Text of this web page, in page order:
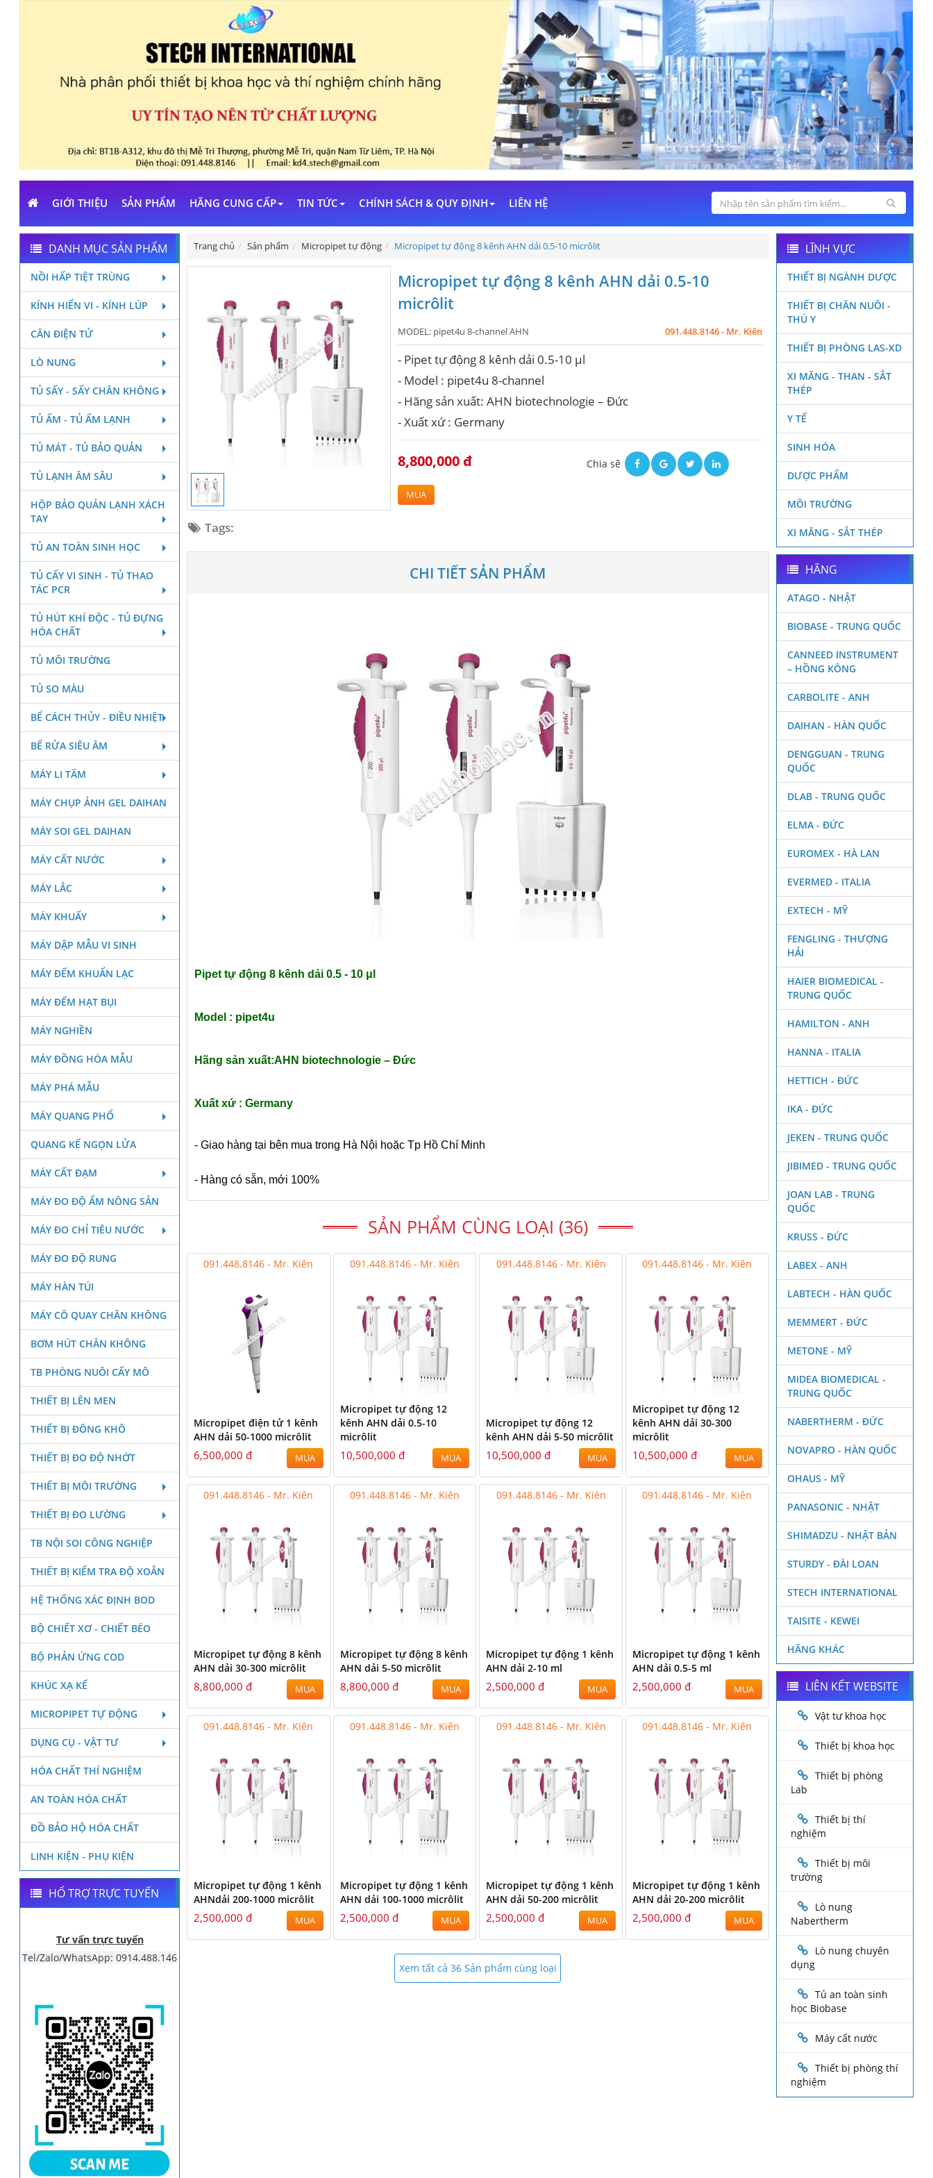
GIỚI THIỆU SẢN PHẨM HÃNG CUNG CẤP TIN TỨC CHÍNH SÁCH & QUY ĐỊNH LIÊN HỆ
Trang chủ Sản phẩm Micropipet tự động Micropipet tự động 8 kênh AHN dải 0.5-10 micrôlit
Micropipet tự động 8 kênh AHN dải 0.5-10
micrôlit
MODEL: pipet4u 8-channel AHN 091.448.8146 - Mr. Kiên
- Pipet tự động 8 kênh dải 0.5-10 μl
- Model : pipet4u 8-channel
- Hãng sản xuất: AHN biotechnologie – Đức
- Xuất xứ : Germany
8,800,000 đ
MUA
Chia sẽ
Tags:
CHI TIẾT SẢN PHẨM
Pipet tự động 8 kênh dải 0.5 - 10 μl
Model : pipet4u
Hãng sản xuất:AHN biotechnologie – Đức
Xuất xứ : Germany
- Giao hàng tại bên mua trong Hà Nội hoặc Tp Hồ Chí Minh
- Hàng có sẵn, mới 100%
SẢN PHẨM CÙNG LOẠI (36)
091.448.8146 - Mr. Kiên
Micropipet điện tử 1 kênh
AHN dải 50-1000 micrôlit
6,500,000 đ MUA
091.448.8146 - Mr. Kiên
Micropipet tự động 12
kênh AHN dải 0.5-10
micrôlit
10,500,000 đ MUA
091.448.8146 - Mr. Kiên
Micropipet tự động 12
kênh AHN dải 5-50 micrôlit
10,500,000 đ MUA
091.448.8146 - Mr. Kiên
Micropipet tự động 12
kênh AHN dải 30-300
micrôlit
10,500,000 đ MUA
091.448.8146 - Mr. Kiên
Micropipet tự động 8 kênh
AHN dải 30-300 micrôlit
8,800,000 đ MUA
091.448.8146 - Mr. Kiên
Micropipet tự động 8 kênh
AHN dải 5-50 micrôlit
8,800,000 đ MUA
091.448.8146 - Mr. Kiên
Micropipet tự động 1 kênh
AHN dải 2-10 ml
2,500,000 đ MUA
091.448.8146 - Mr. Kiên
Micropipet tự động 1 kênh
AHN dải 0.5-5 ml
2,500,000 đ MUA
091.448.8146 - Mr. Kiên
Micropipet tự động 1 kênh
AHNdải 200-1000 micrôlit
2,500,000 đ MUA
091.448.8146 - Mr. Kiên
Micropipet tự động 1 kênh
AHN dải 100-1000 micrôlit
2,500,000 đ MUA
091.448.8146 - Mr. Kiên
Micropipet tự động 1 kênh
AHN dải 50-200 micrôlit
2,500,000 đ MUA
091.448.8146 - Mr. Kiên
Micropipet tự động 1 kênh
AHN dải 20-200 micrôlit
2,500,000 đ MUA
Xem tất cả 36 Sản phẩm cùng loại
DANH MỤC SẢN PHẨM
NỒI HẤP TIỆT TRÙNG
KÍNH HIỂN VI - KÍNH LÚP
CÂN ĐIỆN TỬ
LÒ NUNG
TỦ SẤY - SẤY CHÂN KHÔNG
TỦ ẤM - TỦ ẤM LẠNH
TỦ MÁT - TỦ BẢO QUẢN
TỦ LẠNH ÂM SÂU
HỘP BẢO QUẢN LẠNH XÁCH
TAY
TỦ AN TOÀN SINH HỌC
TỦ CẤY VI SINH - TỦ THAO
TÁC PCR
TỦ HÚT KHÍ ĐỘC - TỦ ĐỰNG
HÓA CHẤT
TỦ MÔI TRƯỜNG
TỦ SO MÀU
BỂ CÁCH THỦY - ĐIỀU NHIỆT
BỂ RỬA SIÊU ÂM
MÁY LI TÂM
MÁY CHỤP ẢNH GEL DAIHAN
MÁY SOI GEL DAIHAN
MÁY CẤT NƯỚC
MÁY LẮC
MÁY KHUẤY
MÁY DẬP MẪU VI SINH
MÁY ĐẾM KHUẨN LẠC
MÁY ĐẾM HẠT BỤI
MÁY NGHIỀN
MÁY ĐỒNG HÓA MẪU
MÁY PHÁ MẪU
MÁY QUANG PHỔ
QUANG KẾ NGỌN LỬA
MÁY CẤT ĐẠM
MÁY ĐO ĐỘ ẨM NÔNG SẢN
MÁY ĐO CHỈ TIÊU NƯỚC
MÁY ĐO ĐỘ RUNG
MÁY HÀN TÚI
MÁY CÔ QUAY CHÂN KHÔNG
BƠM HÚT CHÂN KHÔNG
TB PHÒNG NUÔI CẤY MÔ
THIẾT BỊ LÊN MEN
THIẾT BỊ ĐÔNG KHÔ
THIẾT BỊ ĐO ĐỘ NHỚT
THIẾT BỊ MÔI TRƯỜNG
THIẾT BỊ ĐO LƯỜNG
TB NỘI SOI CÔNG NGHIỆP
THIẾT BỊ KIỂM TRA ĐỘ XOẮN
HỆ THỐNG XÁC ĐỊNH BOD
BỘ CHIẾT XƠ - CHIẾT BÉO
BỘ PHẢN ỨNG COD
KHÚC XẠ KẾ
MICROPIPET TỰ ĐỘNG
DỤNG CỤ - VẬT TƯ
HÓA CHẤT THÍ NGHIỆM
AN TOÀN HÓA CHẤT
ĐỒ BẢO HỘ HÓA CHẤT
LINH KIỆN - PHỤ KIỆN
HỔ TRỢ TRỰC TUYẾN
Tư vấn trực tuyến
Tel/Zalo/WhatsApp: 0914.488.146
LĨNH VỰC
THIẾT BỊ NGÀNH DƯỢC
THIẾT BỊ CHĂN NUÔI -
THÚ Y
THIẾT BỊ PHÒNG LAS-XD
XI MĂNG - THAN - SẮT
THÉP
Y TẾ
SINH HÓA
DƯỢC PHẨM
MÔI TRƯỜNG
XI MĂNG - SẮT THÉP
HÃNG
ATAGO - NHẬT
BIOBASE - TRUNG QUỐC
CANNEED INSTRUMENT
– HỒNG KÔNG
CARBOLITE - ANH
DAIHAN - HÀN QUỐC
DENGGUAN - TRUNG
QUỐC
DLAB - TRUNG QUỐC
ELMA - ĐỨC
EUROMEX - HÀ LAN
EVERMED - ITALIA
EXTECH - MỸ
FENGLING - THƯỢNG
HẢI
HAIER BIOMEDICAL -
TRUNG QUỐC
HAMILTON - ANH
HANNA - ITALIA
HETTICH - ĐỨC
IKA - ĐỨC
JEKEN - TRUNG QUỐC
JIBIMED - TRUNG QUỐC
JOAN LAB - TRUNG
QUỐC
KRUSS - ĐỨC
LABEX - ANH
LABTECH - HÀN QUỐC
MEMMERT - ĐỨC
METONE - MỸ
MIDEA BIOMEDICAL -
TRUNG QUỐC
NABERTHERM - ĐỨC
NOVAPRO - HÀN QUỐC
OHAUS - MỸ
PANASONIC - NHẬT
SHIMADZU - NHẬT BẢN
STURDY - ĐÀI LOAN
STECH INTERNATIONAL
TAISITE - KEWEI
HÃNG KHÁC
LIÊN KẾT WEBSITE
Vật tư khoa học
Thiết bị khoa học
Thiết bị phòng
Lab
Thiết bị thí
nghiệm
Thiết bị môi
trường
Lò nung
Nabertherm
Lò nung chuyên
dụng
Tủ an toàn sinh
học Biobase
Máy cất nước
Thiết bị phòng thí
nghiệm